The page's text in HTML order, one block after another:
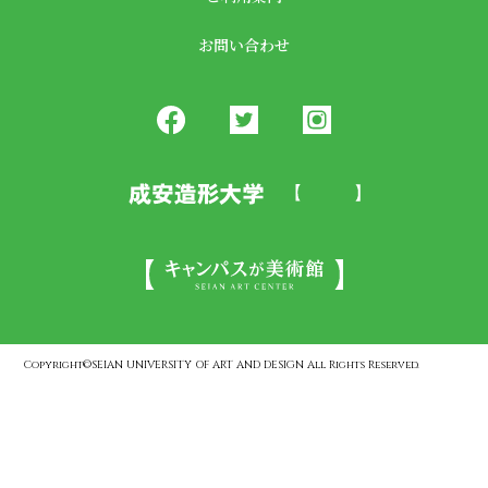
お問い合わせ
Copyright©SEIAN UNIVERSITY OF ART AND DESIGN All Rights Reserved.